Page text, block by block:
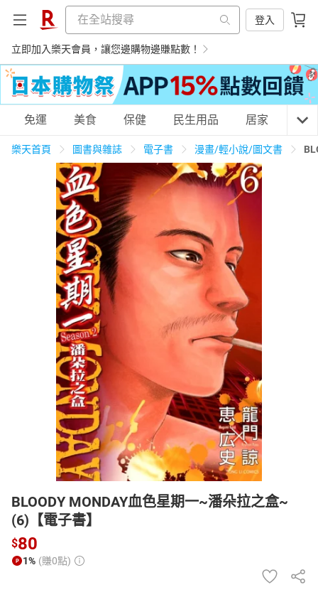
登入
立即加入樂天會員，讓您邊購物邊賺點數！
購物網分類
天天免運 美食蛋糕 養生保健 民生用品
居家生活 3C家電 運動休閒
化妝保養
日本購物 電子/紙本書
免運 美食 保健 民生用品 居家 3C
樂天首頁 圖書與雜誌 電子書 漫畫/輕小說/圖文書
BLOODY MONDAY血色星期一~潘朵拉之盒~
(6)【電子書】
$80
1% (賺0點)